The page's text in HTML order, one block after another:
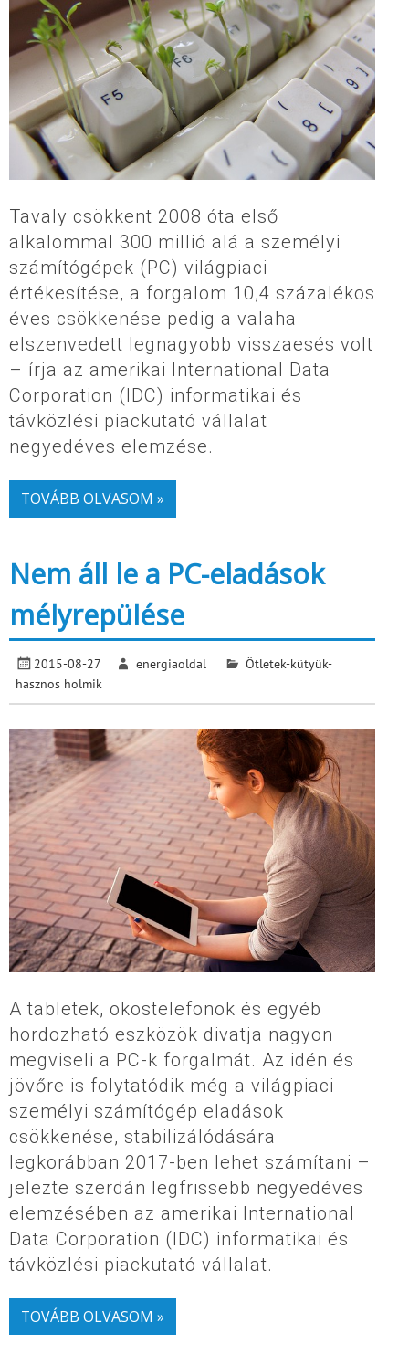
Tavaly csökkent 2008 óta első
alkalommal 300 millió alá a személyi
számítógépek (PC) világpiaci
értékesítése, a forgalom 10,4 százalékos
éves csökkenése pedig a valaha
elszenvedett legnagyobb visszaesés volt
– írja az amerikai International Data
Corporation (IDC) informatikai és
távközlési piackutató vállalat
negyedéves elemzése.
TOVÁBB OLVASOM »
Nem áll le a PC-eladások
mélyrepülése
2015-08-27 energiaoldal
Ötletek-kütyük-
hasznos holmik
A tabletek, okostelefonok és egyéb
hordozható eszközök divatja nagyon
megviseli a PC-k forgalmát. Az idén és
jövőre is folytatódik még a világpiaci
személyi számítógép eladások
csökkenése, stabilizálódására
legkorábban 2017-ben lehet számítani –
jelezte szerdán legfrissebb negyedéves
elemzésében az amerikai International
Data Corporation (IDC) informatikai és
távközlési piackutató vállalat.
TOVÁBB OLVASOM »